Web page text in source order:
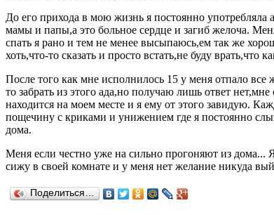
До его прихода в мою жизнь я постоянно употребляла
мамы и папы,а это больное сердце и загиб желоча.
спать я рано и тем не менее высыпаюсь,ем так же
хоть,что-то сказать и просто встать,не буду
После того как мне исполнилось 15 у меня отпало
то забрать из этого ада,но получаю лишь ответ
находится на моем месте и я ему от этого завидую.
пощечину с криками и унижением где я постоянно
дома.
Меня если честно уже на сильно прогоняют из дома...
сижу в своей комнате и у меня нет желание никуда
Поделиться…